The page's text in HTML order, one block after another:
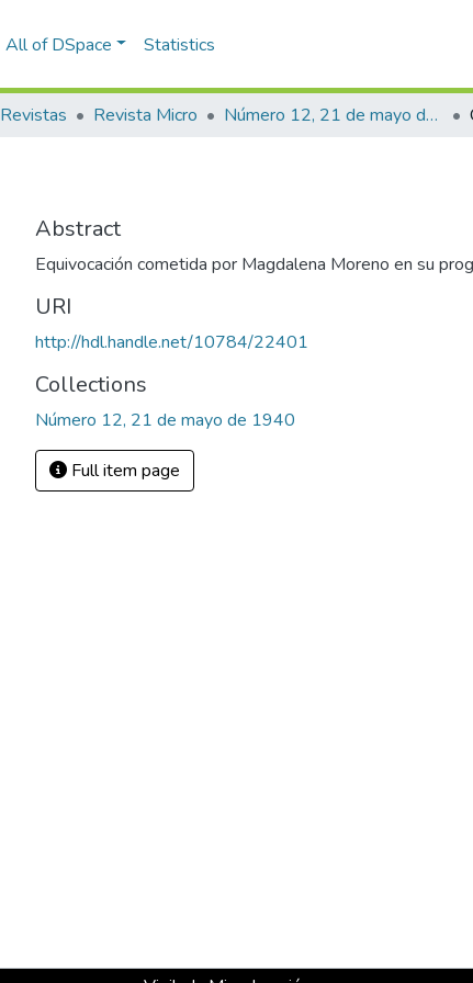
All of DSpace Statistics
Revistas Revista Micro Número 12, 21 de mayo de 1940
Abstract
Equivocación cometida por Magdalena Moreno en su
URI
http://hdl.handle.net/10784/22401
Collections
Número 12, 21 de mayo de 1940
Full item page